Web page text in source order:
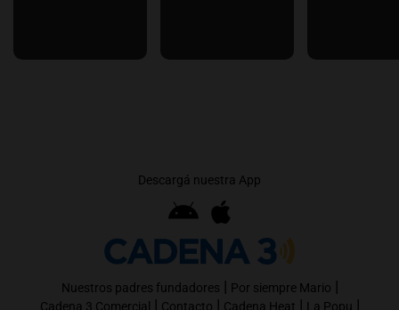
Descargá nuestra App
Nuestros padres fundadores | Por siempre Mario |
Cadena 3 Comercial | Contacto | Cadena Heat | La Popu |